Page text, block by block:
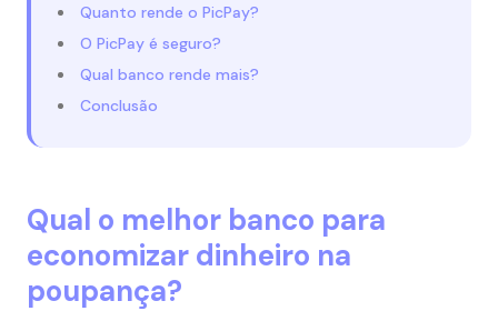
Quanto rende o PicPay?
O PicPay é seguro?
Qual banco rende mais?
Conclusão
Qual o melhor banco para
economizar dinheiro na
poupança?